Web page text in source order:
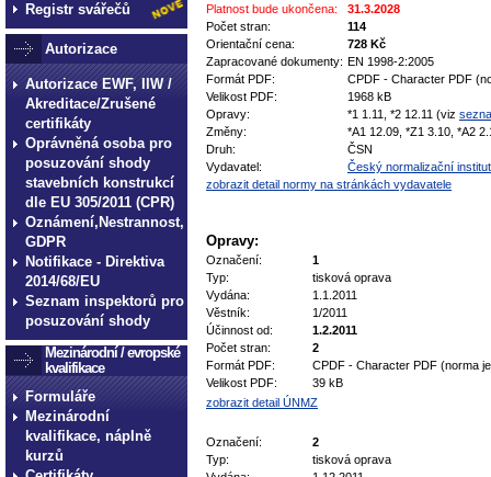
Registr svářečů
Autorizace
Autorizace EWF, IIW /
Akreditace/Zrušené
certifikáty
Oprávněná osoba pro
posuzování shody
stavebních konstrukcí
dle EU 305/2011 (CPR)
Oznámení,Nestrannost,
GDPR
Notifikace - Direktiva
2014/68/EU
Seznam inspektorů pro
posuzování shody
Mezinárodní / evropské
kvalifikace
Formuláře
Mezinárodní
kvalifikace, náplně
kurzů
Platnost bude ukončena:
31.3.2028
Počet stran:
114
Orientační cena:
728 Kč
Zapracované dokumenty: EN 1998-2:2005
Formát PDF:
CPDF - Character PDF
Velikost PDF:
1968 kB
Opravy:
*1 1.11, *2 12.11 (viz
Změny:
*A1 12.09, *Z1 3.10, *A2
Druh:
ČSN
Vydavatel:
Český normalizační institut
zobrazit detail normy na stránkách vydavatele
Opravy:
Označení:
1
Typ:
tisková oprava
Vydána:
1.1.2011
Věstník:
1/2011
Účinnost od:
1.2.2011
Počet stran:
2
Formát PDF:
CPDF - Character PDF (norma
Velikost PDF:
39 kB
zobrazit detail ÚNMZ
Označení:
2
Typ:
tisková oprava